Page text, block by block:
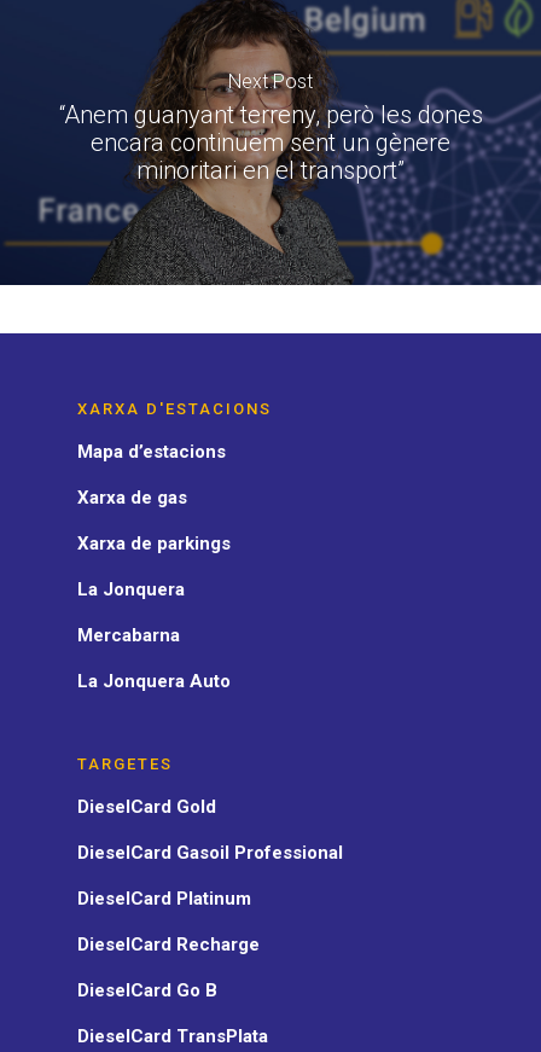
Next Post
“Anem guanyant terreny, però les dones
encara continuem sent un gènere
minoritari en el transport”
XARXA D'ESTACIONS
Mapa d’estacions
Xarxa de gas
Xarxa de parkings
La Jonquera
Mercabarna
La Jonquera Auto
TARGETES
DieselCard Gold
DieselCard Gasoil Professional
DieselCard Platinum
DieselCard Recharge
DieselCard Go B
DieselCard TransPlata